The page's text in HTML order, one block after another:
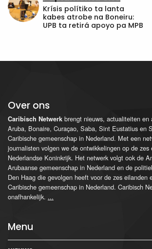
Krísis polítiko ta lanta
kabes atrobe na Boneiru:
UPB ta retirá apoyo pa MPB
Over ons
Caribisch Netwerk brengt nieuws, actualiteiten en
Aruba, Bonaire, Curaçao, Saba, Sint Eustatius en
Caribische gemeenschap in Nederland. Met een
journalisten volgen we de ontwikkelingen op de zes
Nederlandse Koninkrijk. Het netwerk volgt ook de
Arubaanse gemeenschap in Nederland en de
Den Haag die gevolgen heeft voor de zes eilanden
Caribische gemeenschap in Nederland. Caribisch
onafhankelijk. ...
Menu